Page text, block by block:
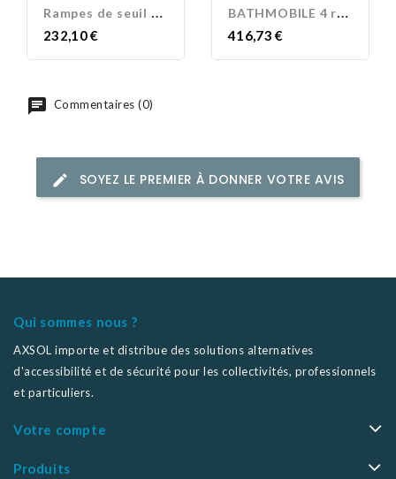
R
ampes de seuil standards
Prix
232,10 €
B
ATHMOBILE 4 roues
Prix
416,73 €
Commentaires (0)
SOYEZ LE PREMIER À DONNER VOTRE AVIS
Qui sommes nous ?
AXSOL importe et distribue des solutions alternatives
d'accessibilité et de sécurité pour les collectivités, professionnels
et particuliers.
Votre compte
Produits